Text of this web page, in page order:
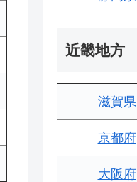
近畿地方
滋賀県
京都府
大阪府